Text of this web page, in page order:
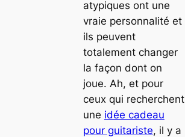
atypiques ont une
vraie personnalité et
ils peuvent
totalement changer
la façon dont on
joue. Ah, et pour
ceux qui recherchent
une idée cadeau
pour guitariste, il y a